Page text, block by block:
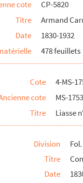
de Carrel. Lettre
en Angleterre
des chercheurs et des
Carrel
statues
l'Histoire
cote
CP-5820
Titre
Armand
Date
1830-1932
478 feuillets
Cote
4-MS-
cote
MS-1753
Titre
Liasse
Division
Titre
Date